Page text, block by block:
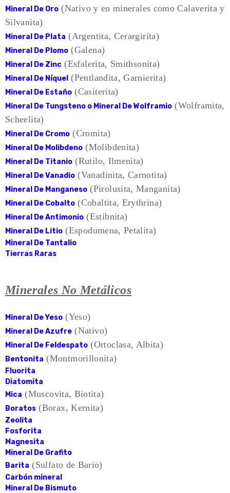
Mineral De Oro (Nativo y en minerales como Calaverita y
Silvanita)
Mineral De Plata (Argentita, Cerargirita)
Mineral De Plomo (Galena)
Mineral De Zinc (Esfalerita, Smithsonita)
Mineral De Níquel (Pentlandita, Garnierita)
Mineral De Estaño (Casiterita)
Mineral De Tungsteno o Mineral De Wolframio (Wolframita,
Scheelita)
Mineral De Cromo (Cromita)
Mineral De Molibdeno (Molibdenita)
Mineral De Titanio (Rutilo, Ilmenita)
Mineral De Vanadio (Vanadinita, Carnotita)
Mineral De Manganeso (Pirolusita, Manganita)
Mineral De Cobalto (Cobaltita, Erythrina)
Mineral De Antimonio (Estibnita)
Mineral De Litio (Espodumena, Petalita)
Mineral De Tantalio
Tierras Raras
Minerales No Metálicos
Mineral De Yeso (Yeso)
Mineral De Azufre (Nativo)
Mineral De Feldespato (Ortoclasa, Albita)
Bentonita (Montmorillonita)
Fluorita
Diatomita
Mica (Muscovita, Biotita)
Boratos (Borax, Kernita)
Zeolita
Fosforita
Magnesita
Mineral De Grafito
Barita (Sulfato de Bario)
Carbón mineral
Mineral De Bismuto